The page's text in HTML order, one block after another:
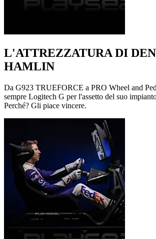
L'ATTREZZATURA DI
HAMLIN
Da G923 TRUEFORCE a PRO Wheel and
sempre Logitech G per l'assetto del suo
Perché? Gli piace vincere.